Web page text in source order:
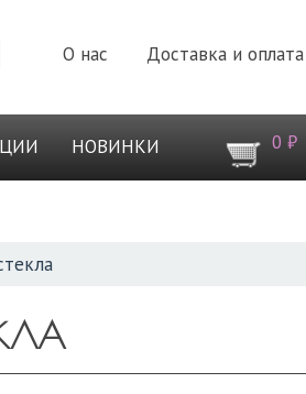
О нас Доставка и оплата
НОВИНКИ 0 ₽